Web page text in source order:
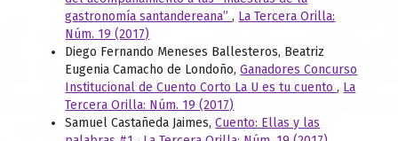
gastronomía santandereana”, La Tercera Orilla:
Núm. 19 (2017)
Diego Fernando Meneses Ballesteros, Beatriz
Eugenia Camacho de Londoño,Ganadores Concurso
Institucional de Cuento Corto La U es tu cuento, La
Tercera Orilla: Núm. 19 (2017)
Samuel Castañeda Jaimes,Cuento: Ellas y las